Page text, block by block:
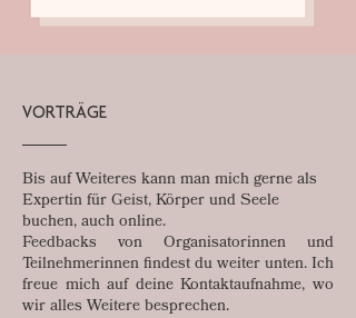
VORTRÄGE
Bis auf Weiteres kann man mich gerne als
Expertin für Geist, Körper und Seele
buchen, auch online.
Feedbacks von Organisatorinnen und
Teilnehmerinnen findest du weiter unten. Ich
freue mich auf deine Kontaktaufnahme, wo
wir alles Weitere besprechen.